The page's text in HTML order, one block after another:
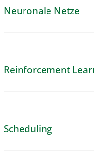
Neuronale Netze
Reinforcement
Scheduling